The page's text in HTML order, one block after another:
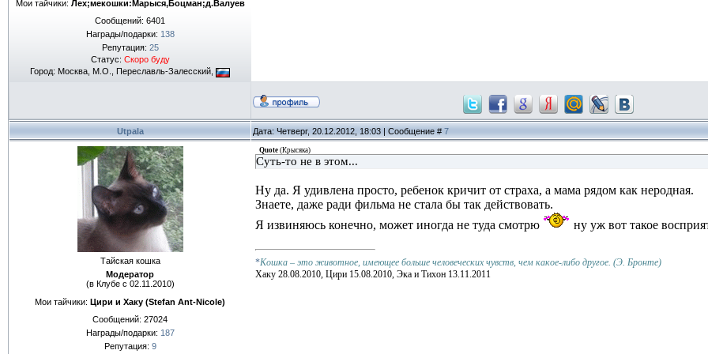
Мои тайчики: Лех;мекошки:Марыся,Боцман;д.Валуев
Сообщений: 6401
Награды/подарки: 138
Репутация: 25
Статус: Скоро буду
Город: Москва, М.О., Переславль-Залесский,
Utpala Дата: Четверг, 20.12.2012, 18:03 | Сообщение # 7
Тайская кошка
Модератор
(в Клубе с 02.11.2010)
Мои тайчики: Цири и Хаку (Stefan Ant-Nicole)
Сообщений: 27024
Награды/подарки: 187
Репутация: 9
Quote (Крысяка)
Суть-то не в этом...
Ну да. Я удивлена просто, ребенок кричит от страха, а мама рядом как неродная.
Знаете, даже ради фильма не стала бы так действовать.
Я извиняюсь конечно, может иногда не туда смотрю
ну уж вот такое
*Кошка – это животное, имеющее больше человеческих чувств, чем какое-либо другое. (Э. Бронте)
Хаку 28.08.2010, Цири 15.08.2010, Эка и Тихон 13.11.2011